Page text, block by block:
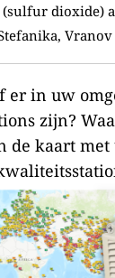
(sulfur dioxide)
Vranov
er in uw
zijn?
de kaart